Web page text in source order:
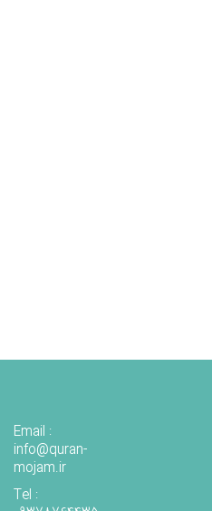
Email :
info@quran-
mojam.ir
Tel :